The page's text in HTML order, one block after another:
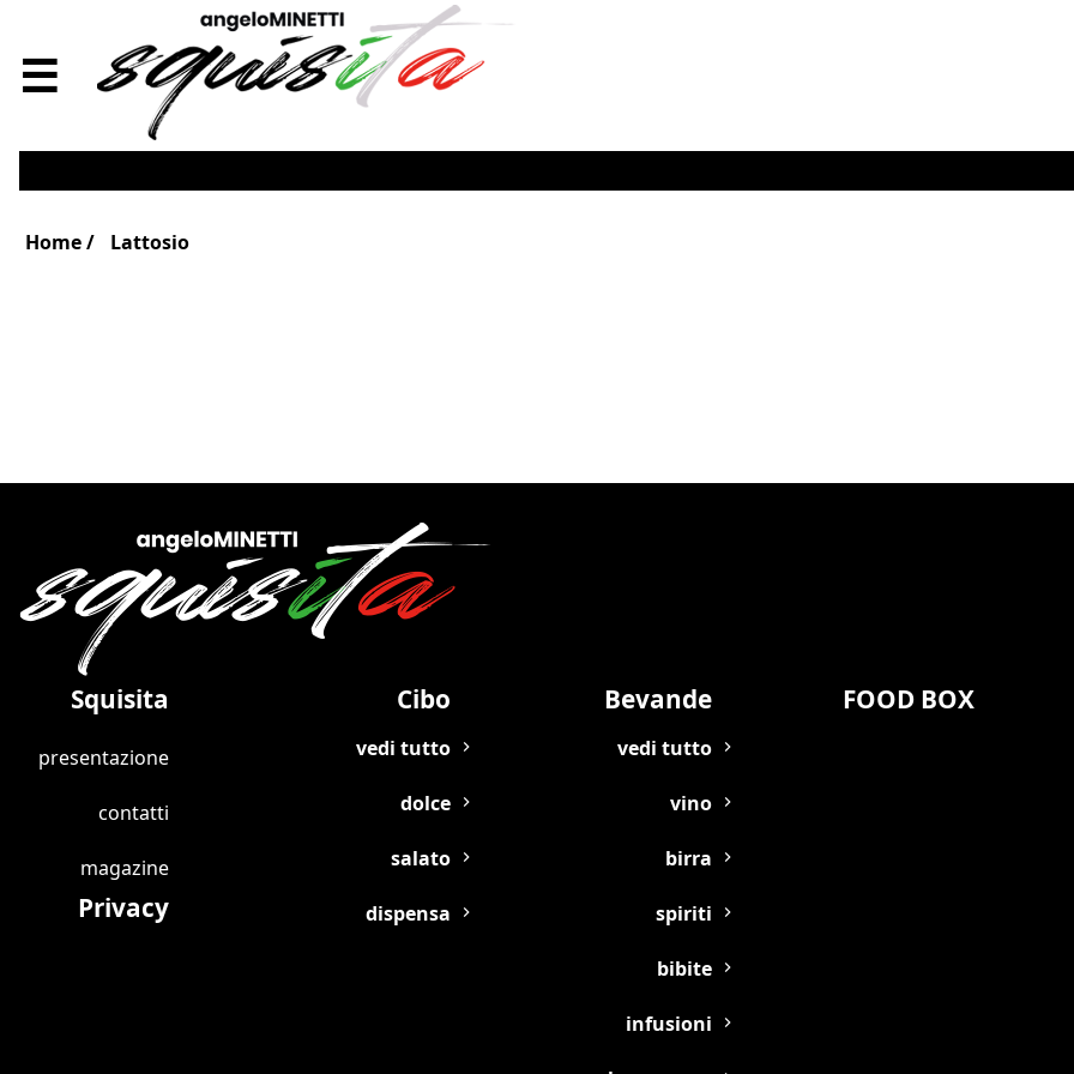
☰
Home Lattosio
Squisita
presentazione
contatti
magazine
Privacy
Cibo
vedi tutto
dolce
salato
dispensa
Bevande
vedi tutto
vino
birra
spiriti
bibite
infusioni
FOOD BOX